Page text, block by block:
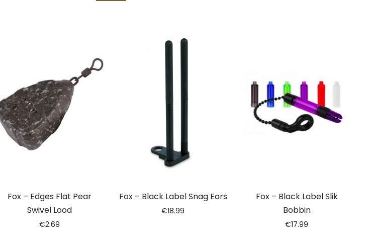
Fox – Edges Flat Pear
Swivel Lood
€2.69
Fox – Black Label Snag Ears
€18.99
Fox – Black Label Slik
Bobbin
€17.99